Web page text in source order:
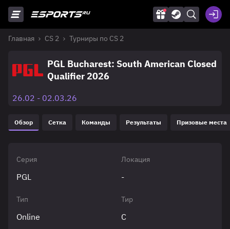
Главная CS 2 Турниры по CS 2
PGL Bucharest: South American Closed
Qualifier 2026
26.02 - 02.03.26
Обзор Сетка Команды Результаты Призовые места
Серия
PGL
Локация
-
Тип
Online
Тир
C